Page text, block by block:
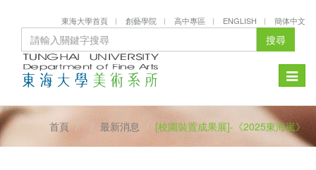
東海大學首頁 創藝學院 高中專區 ENGLISH 簡体中文
搜尋
Toggle
首頁 最新消息 [校園裝置成果展]-《2025東海嵐》